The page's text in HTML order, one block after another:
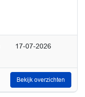
17-07-2026
Bekijk overzichten